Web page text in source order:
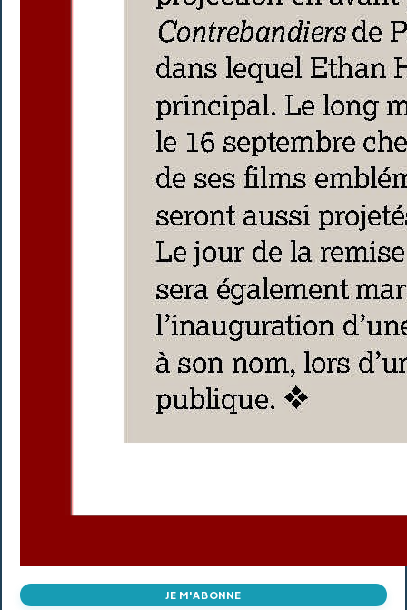
JE M'ABONNE